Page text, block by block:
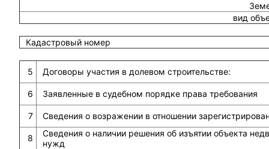
вид
Кадастровый номер
5 Договоры участия в долевом строительстве:
6 Заявленные в судебном порядке права требования
7 Сведения о возражении в отношении
8
Сведения о наличии решения об изъятии объекта
нужд